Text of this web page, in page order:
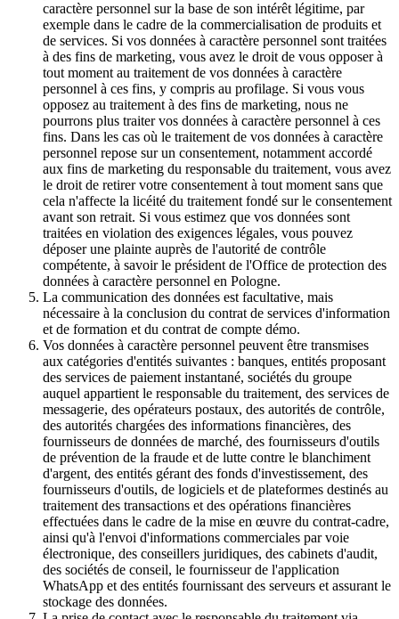
caractère personnel sur la base de son intérêt légitime, par
exemple dans le cadre de la commercialisation de produits et
de services. Si vos données à caractère personnel sont traitées
à des fins de marketing, vous avez le droit de vous opposer à
tout moment au traitement de vos données à caractère
personnel à ces fins, y compris au profilage. Si vous vous
opposez au traitement à des fins de marketing, nous ne
pourrons plus traiter vos données à caractère personnel à ces
fins. Dans les cas où le traitement de vos données à caractère
personnel repose sur un consentement, notamment accordé
aux fins de marketing du responsable du traitement, vous avez
le droit de retirer votre consentement à tout moment sans que
cela n'affecte la licéité du traitement fondé sur le consentement
avant son retrait. Si vous estimez que vos données sont
traitées en violation des exigences légales, vous pouvez
déposer une plainte auprès de l'autorité de contrôle
compétente, à savoir le président de l'Office de protection des
données à caractère personnel en Pologne.
La communication des données est facultative, mais
nécessaire à la conclusion du contrat de services d'information
et de formation et du contrat de compte démo.
Vos données à caractère personnel peuvent être transmises
aux catégories d'entités suivantes : banques, entités proposant
des services de paiement instantané, sociétés du groupe
auquel appartient le responsable du traitement, des services de
messagerie, des opérateurs postaux, des autorités de contrôle,
des autorités chargées des informations financières, des
fournisseurs de données de marché, des fournisseurs d'outils
de prévention de la fraude et de lutte contre le blanchiment
d'argent, des entités gérant des fonds d'investissement, des
fournisseurs d'outils, de logiciels et de plateformes destinés au
traitement des transactions et des opérations financières
effectuées dans le cadre de la mise en œuvre du contrat-cadre,
ainsi qu'à l'envoi d'informations commerciales par voie
électronique, des conseillers juridiques, des cabinets d'audit,
des sociétés de conseil, le fournisseur de l'application
WhatsApp et des entités fournissant des serveurs et assurant le
stockage des données.